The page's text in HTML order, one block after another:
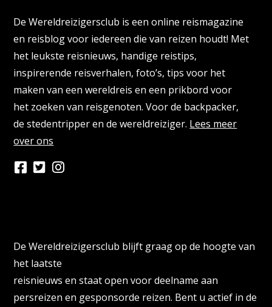
De Wereldreizigersclub is een online reismagazine
en reisblog voor iedereen die van reizen houdt! Met
het leukste reisnieuws, handige reistips,
inspirerende reisverhalen, foto’s, tips voor het
maken van een wereldreis en een prikbord voor
het zoeken van reisgenoten. Voor de backpacker,
de stedentripper en de wereldreiziger. Lees meer
over ons
De Wereldreizigersclub blijft graag op de hoogte van
het laatste
reisnieuws en staat open voor deelname aan
persreizen en gesponsorde reizen. Bent u actief in de